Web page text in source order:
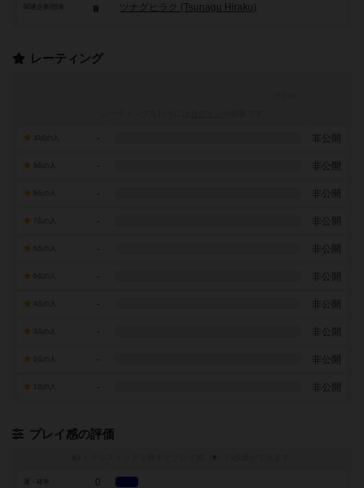
ツナグヒラク (Tsunagu Hiraku)
レーティング
- 非公開
9点の人 - 非公開
- 非公開
7点の人 - 非公開
- 非公開
- 非公開
- 非公開
- 非公開
- 非公開
- 非公開
プレイ感の評価
※
0